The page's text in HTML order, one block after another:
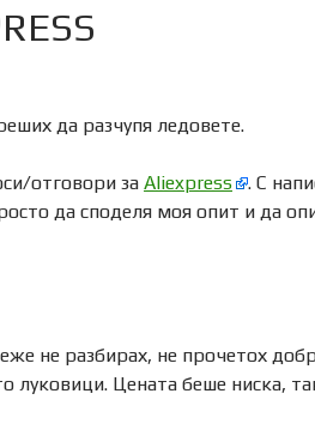
да разчупя ледовете.
отговори за Aliexpress
. С
да споделя моя опит и да
не разбирах, не прочетох
луковици. Цената беше ниска,